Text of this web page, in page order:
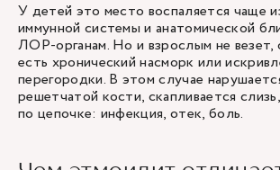
У детей это место воспаляется чаще
иммунной системы и анатомической
ЛОР-органам. Но и взрослым не везет,
есть хронический насморк или
перегородки. В этом случае
решетчатой кости, скапливается
по цепочке: инфекция, отек, боль.